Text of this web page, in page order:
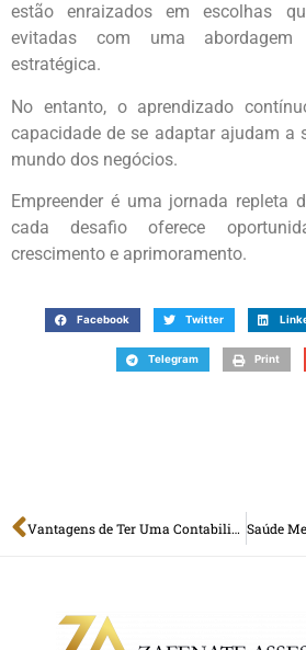
estão enraizados em escolhas
evitadas com uma
estratégica.
No entanto, o aprendizado
capacidade de se adaptar ajudam a
mundo dos negócios.
Empreender é uma jornada repleta
cada desafio oferece
crescimento e aprimoramento.
Facebook Twitter
Telegram Print
Vantagens de Ter Uma Contabilidade Para Comércio